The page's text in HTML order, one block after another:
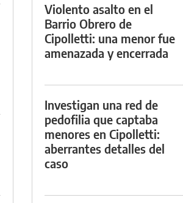
Violento asalto en el
Barrio Obrero de
Cipolletti: una menor fue
amenazada y encerrada
Investigan una red de
pedofilia que captaba
menores en Cipolletti:
aberrantes detalles del
caso